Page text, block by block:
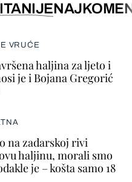
VRUĆE
haljina za ljeto i
je i Bojana Gregorić
na zadarskoj rivi
haljinu, morali smo
je – košta samo 18